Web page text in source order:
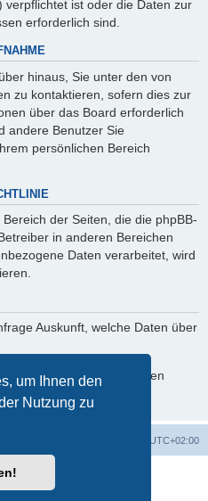
um Ihnen den
Nutzung zu
ist oder die Daten zur
erforderlich sind.
hinaus, Sie unter den von
zu kontaktieren, sofern dies zur
über das Board erforderlich
andere Benutzer Sie
persönlichen Bereich
der Seiten, die die phpBB-
in anderen Bereichen
Daten verarbeitet, wird
Auskunft, welche Daten über
bzw. Sperrung Ihrer Daten
bitte den Betreiber.
UTC+02:00
Software © phpBB Limited
phpBB.de